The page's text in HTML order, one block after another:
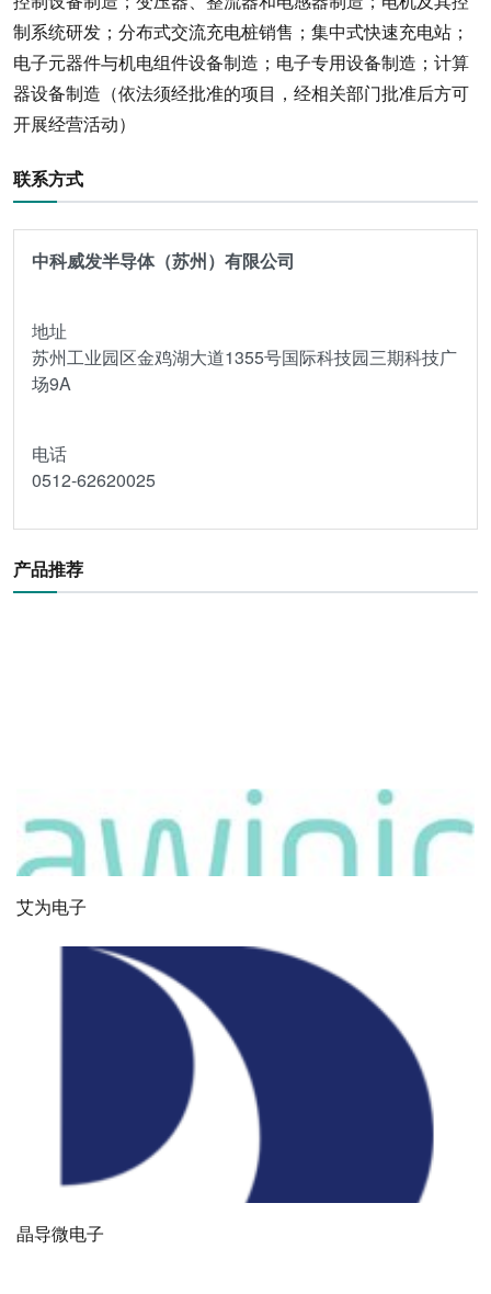
制系统研发；分布式交流充电桩销售；集中式快速充电站；
电子元器件与机电组件设备制造；电子专用设备制造；计算
器设备制造（依法须经批准的项目，经相关部门批准后方可
开展经营活动）
联系方式
中科威发半导体（苏州）有限公司
地址
苏州工业园区金鸡湖大道1355号国际科技园三期科技广
场9A
电话
0512-62620025
产品推荐
艾为电子
晶导微电子